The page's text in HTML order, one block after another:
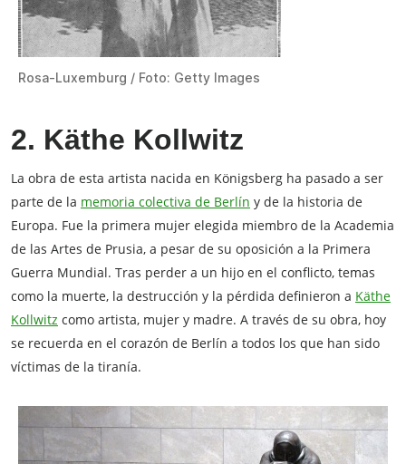
Rosa-Luxemburg / Foto: Getty Images
2. Käthe Kollwitz
La obra de esta artista nacida en Königsberg ha pasado a ser
parte de la memoria colectiva de Berlín y de la historia de
Europa. Fue la primera mujer elegida miembro de la Academia
de las Artes de Prusia, a pesar de su oposición a la Primera
Guerra Mundial. Tras perder a un hijo en el conflicto, temas
como la muerte, la destrucción y la pérdida definieron a Käthe
Kollwitz como artista, mujer y madre. A través de su obra, hoy
se recuerda en el corazón de Berlín a todos los que han sido
víctimas de la tiranía.